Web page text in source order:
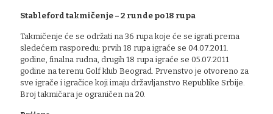
Stableford takmičenje – 2 runde po 18 rupa
Takmičenje će se održati na 36 rupa koje će se igrati prema
sledećem rasporedu: prvih 18 rupa igraće se 04.07.2011.
godine, finalna rudna, drugih 18 rupa igraće se 05.07.2011
godine na terenu Golf klub Beograd. Prvenstvo je otvoreno za
sve igrače i igračice koji imaju državljanstvo Republike Srbije.
Broj takmičara je ograničen na 20.